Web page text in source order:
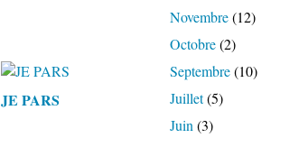
JE PARS
Novembre(12)
Octobre(2)
Septembre(10)
Juillet(5)
Juin (3)